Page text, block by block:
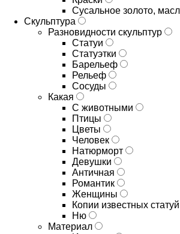
Сусальное золото,
Скульптура
Разновидности скульптур
Статуи
Статуэтки
Барельеф
Рельеф
Сосуды
Какая
С животными
Птицы
Цветы
Человек
Натюрморт
Девушки
Античная
Романтик
Женщины
Копии известных статуй
Ню
Материал